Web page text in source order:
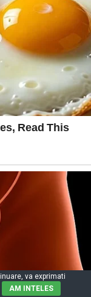
va exprimati
AM INTELES